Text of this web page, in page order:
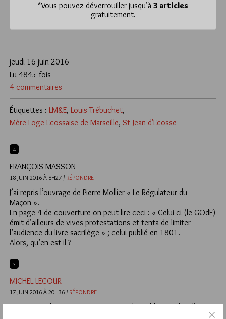
*Vous pouvez déverrouiller jusqu’à 3 articles
gratuitement.
jeudi 16 juin 2016
4 commentaires
Lu 4845 fois
Étiquettes : LM&E, Louis Trébuchet,
Mère Loge Ecossaise de Marseille, St Jean d'Ecosse
4
FRANÇOIS MASSON
18 JUIN 2016 À 8H27 / RÉPONDRE
J’ai repris l’ouvrage de Pierre Mollier « Le Régulateur du
Maçon ».
En page 4 de couverture on peut lire ceci : « Celui-ci (le GOdF)
émit d’ailleurs de vives protestations et tenta de limiter
l’audience du livre sacrilège » ; celui publié en 1801.
Alors, qu’en est-il ?
3
MICHEL LECOUR
17 JUIN 2016 À 20H36 / RÉPONDRE
On voit ici s’esquisser ce que seront les tables-rondes d’ICOM